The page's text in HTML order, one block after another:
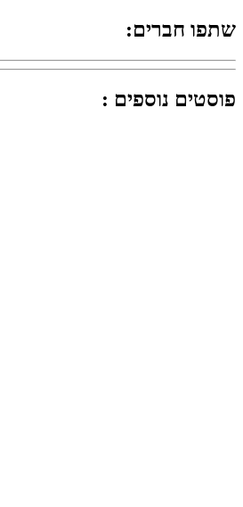
שתפו חברים:
פוסטים נוספים :